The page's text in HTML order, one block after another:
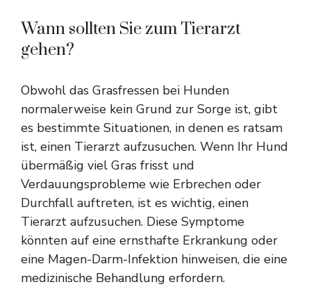
Wann sollten Sie zum Tierarzt
gehen?
Obwohl das Grasfressen bei Hunden
normalerweise kein Grund zur Sorge ist, gibt
es bestimmte Situationen, in denen es ratsam
ist, einen Tierarzt aufzusuchen. Wenn Ihr Hund
übermäßig viel Gras frisst und
Verdauungsprobleme wie Erbrechen oder
Durchfall auftreten, ist es wichtig, einen
Tierarzt aufzusuchen. Diese Symptome
könnten auf eine ernsthafte Erkrankung oder
eine Magen-Darm-Infektion hinweisen, die eine
medizinische Behandlung erfordern.